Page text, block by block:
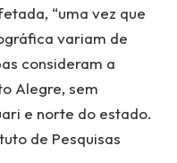
“uma vez que
variam de
consideram a
Alegre, sem
e norte do estado.
de Pesquisas